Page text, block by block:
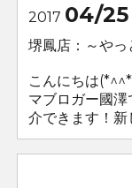
2017 04/25
堺鳳店：～やっ
こんにちは
マブロガー國澤
介できます！新